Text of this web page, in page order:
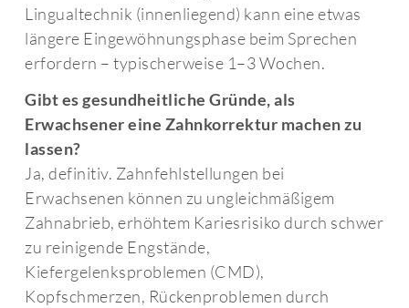
Lingualtechnik (innenliegend) kann eine etwas
längere Eingewöhnungsphase beim Sprechen
erfordern – typischerweise 1–3 Wochen.
Gibt es gesundheitliche Gründe, als
Erwachsener eine Zahnkorrektur machen zu
lassen?
Ja, definitiv. Zahnfehlstellungen bei
Erwachsenen können zu ungleichmäßigem
Zahnabrieb, erhöhtem Kariesrisiko durch schwer
zu reinigende Engstände,
Kiefergelenksproblemen (CMD),
Kopfschmerzen, Rückenproblemen durch